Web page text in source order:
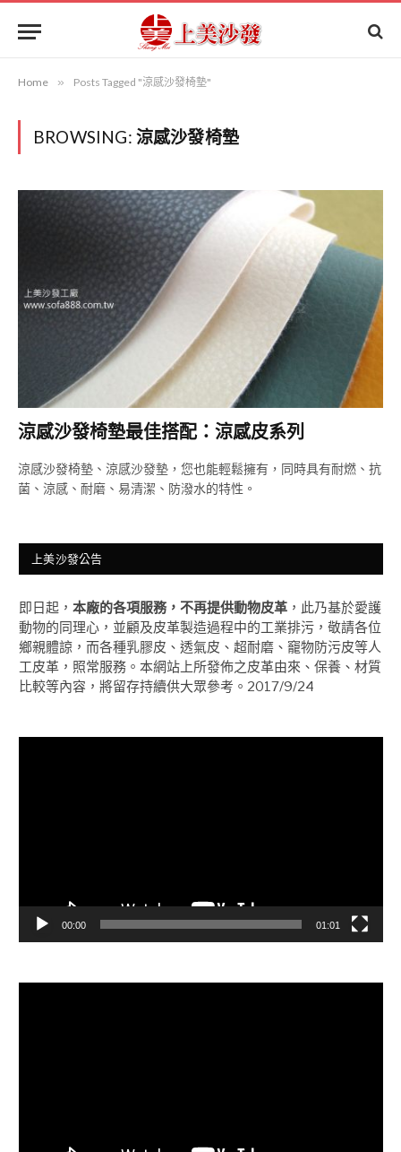
Home » Posts Tagged "涼感沙發椅墊"
BROWSING: 涼感沙發椅墊
涼感沙發椅墊最佳搭配：涼感皮系列
涼感沙發椅墊、涼感沙發墊，您也能輕鬆擁有，同時具有耐燃、抗
菌、涼感、耐磨、易清潔、防潑水的特性。
上美沙發公告
即日起， 本廠的各項服務，不再提供動物皮革 ，此乃基於愛護
動物的同理心，並顧及皮革製造過程中的工業排污，敬請各位
鄉親體諒，而各種乳膠皮、透氣皮、超耐磨、竉物防污皮等人
工皮革，照常服務。本網站上所發佈之皮革由來、保養、材質
比較等內容，將留存持續供大眾參考。2017/9/24
00:00 01:01